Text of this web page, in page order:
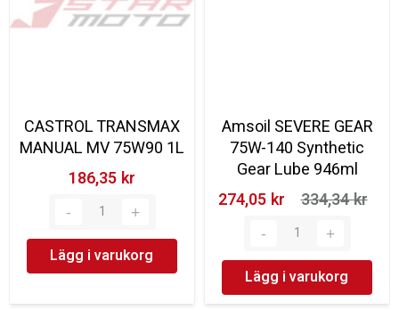
CASTROL TRANSMAX
MANUAL MV 75W90 1L
186,35 kr‎
Lägg i varukorg
Amsoil SEVERE GEAR
75W-140 Synthetic
Gear Lube 946ml
274,05 kr‎
334,34 kr‎
Lägg i varukorg